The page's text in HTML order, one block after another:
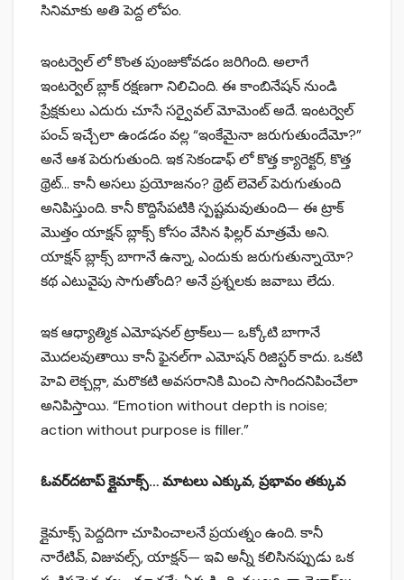
సినిమాకు అతి పెద్ద లోపం.
ఇంటర్వెల్ లో కొంత పుంజుకోవడం జరిగింది. అలాగే
ఇంటర్వెల్ బ్లాక్ రక్షణగా నిలిచింది. ఈ కాంబినేషన్ నుండి
ప్రేక్షకులు ఎదురు చూసే సర్వైవల్ మోమెంట్ అదే. ఇంటర్వెల్
పంచ్ ఇచ్చేలా ఉండడం వల్ల “ఇంకేమైనా జరుగుతుందేమో?”
అనే ఆశ పెరుగుతుంది. ఇక సెకండాఫ్ లో కొత్త క్యారెక్టర్, కొత్త
థ్రెట్… కానీ అసలు ప్రయోజనం? థ్రెట్ లెవెల్ పెరుగుతుంది
అనిపిస్తుంది. కానీ కొద్దిసేపటికి స్పష్టమవుతుంది— ఈ ట్రాక్
మొత్తం యాక్షన్ బ్లాక్స్ కోసం వేసిన ఫిల్లర్ మాత్రమే అని.
యాక్షన్ బ్లాక్స్ బాగానే ఉన్నా, ఎందుకు జరుగుతున్నాయో?
కథ ఎటువైపు సాగుతోంది? అనే ప్రశ్నలకు జవాబు లేదు.
ఇక ఆధ్యాత్మిక ఎమోషనల్ ట్రాక్‌లు— ఒక్కోటి బాగానే
మొదలవుతాయి కానీ ఫైనల్‌గా ఎమోషన్ రిజిస్టర్ కాదు. ఒకటి
హెవి లెక్చర్లా, మరొకటి అవసరానికి మించి సాగిందనిపించేలా
అనిపిస్తాయి. “Emotion without depth is noise;
action without purpose is filler.”
ఓవర్‌దటాప్ క్లైమాక్స్… మాటలు ఎక్కువ, ప్రభావం తక్కువ
క్లైమాక్స్ పెద్దదిగా చూపించాలనే ప్రయత్నం ఉంది. కానీ
నారేటివ్, విజువల్స్, యాక్షన్— ఇవి అన్నీ కలిసినప్పుడు ఒక